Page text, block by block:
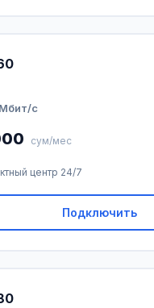
Мбит/с
сум/мес
центр 24/7
Подключить